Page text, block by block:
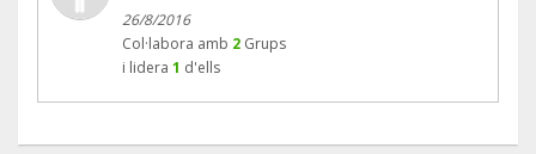
26/8/2016
Col·labora amb 2 Grups
i lidera 1 d'ells